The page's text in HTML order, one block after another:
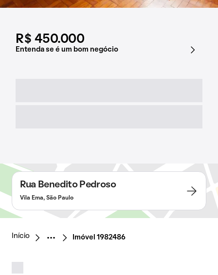
R$ 450.000
Entenda se é um bom negócio
Rua Benedito Pedroso
Vila Ema, São Paulo
Início Imóvel 1982486